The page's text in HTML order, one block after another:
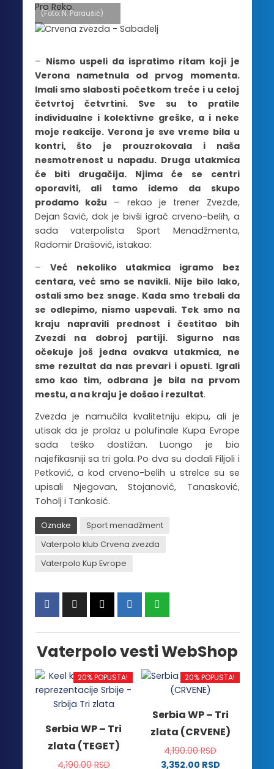
Pro Reko.
(Foto: N. Paraušić)
– Nismo uspeli da ispratimo ritam koji je
Verona nametnula od prvog momenta.
Imali smo slabosti početkom treće i u celoj
četvrtoj četvrtini. Sve su to pratile
individualne i kolektivne greške, a i neke
moje reakcije. Verona je sve vreme bila u
kontri, što je prouzrokovala i naša
nesmotrenost u napadu. Druga utakmica
će biti drugačija. Njima će se centri
oporaviti, ali tamo idemo da skupo
prodamo kožu – rekao je trener Zvezde,
Dejan Savić, dok je bivši igrač crveno-belih, a
sada vaterpolista Sport Menadžmenta,
Radomir Drašović, istakao:
– Već nekoliko utakmica igramo bez
centara, već smo se navikli. Nije bilo lako,
ostali smo bez snage. Kada smo trebali da
se odlepimo, nismo uspevali. Tek smo na
kraju napravili prednost i čestitao bih
Zvezdi na dobroj partiji. Sigurno nas
očekuje još jedna ovakva utakmica, ne
sme rezultat da nas prevari i opusti. Igrali
smo kao tim, odbrana je bila na prvom
mestu, a na kraju je došao i rezultat.
Zvezda je namučila kvalitetniju ekipu, ali je
utisak da je prolaz u polufinale Kupa Evrope
sada teško dostižan. Luongo je bio
najefikasniji sa tri gola. Po dva su dodali Filjoli i
Petković, a kod crveno-belih u strelce su se
upisali Njegovan, Stojanović, Tanasković,
Toholj i Tankosić.
Oznake
Sport menadžment
Vaterpolo klub Crvena zvezda
Vaterpolo Kup Evrope
Vaterpolo vesti WebShop
20% POPUSTA!
Serbia WP – Tri
zlata (TEGET)
4,190.00RSD
20% POPUSTA!
Serbia WP – Tri
zlata (CRVENE)
4,190.00RSD
3,352.00 RSD